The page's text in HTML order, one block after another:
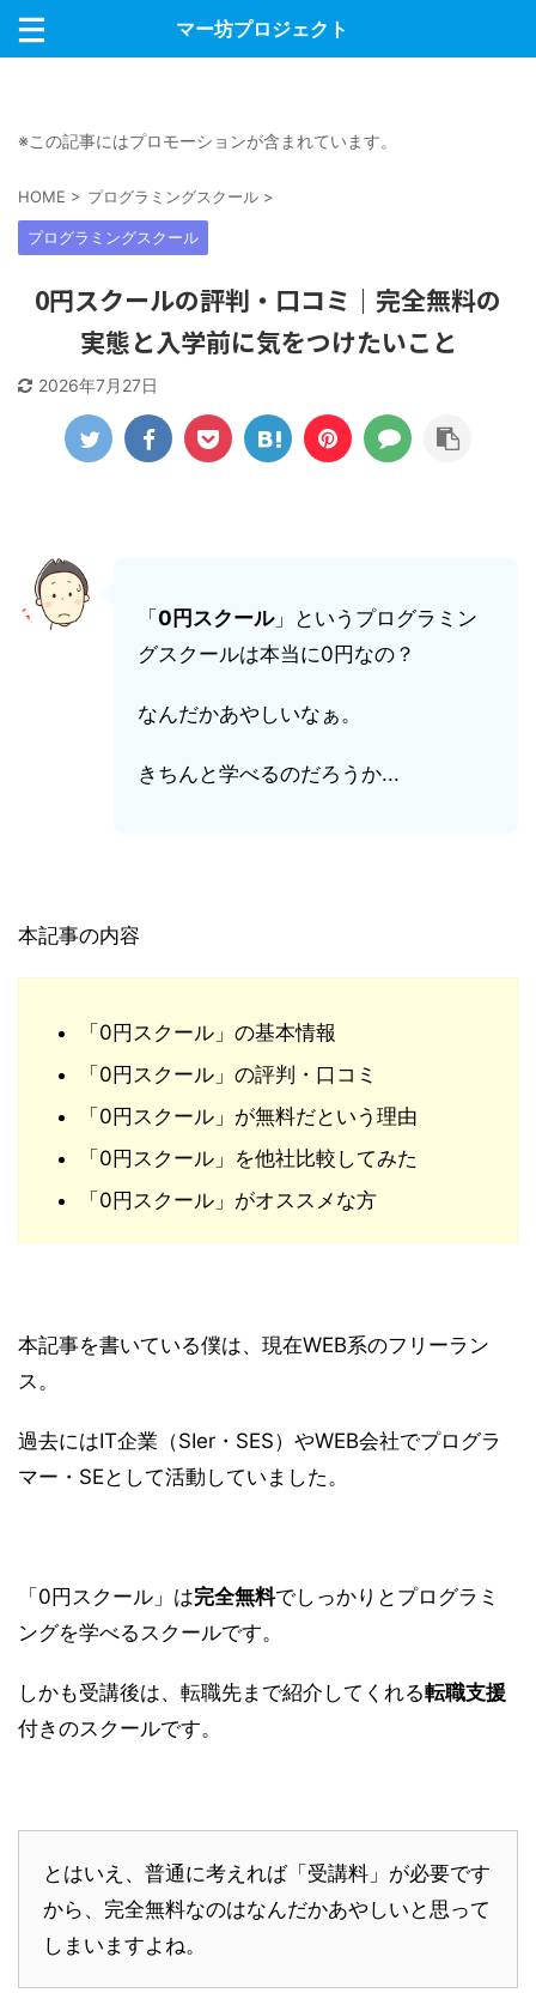
マー坊プロジェクト
※この記事にはプロモーションが含まれています。
HOME > プログラミングスクール >
プログラミングスクール
0円スクールの評判・口コミ｜完全無料の
実態と入学前に気をつけたいこと
2026年7月27日
「 0円スクール」というプログラミン
グスクールは本当に0円なの？
なんだかあやしいなぁ。
きちんと学べるのだろうか...
本記事の内容
「0円スクール」の基本情報
「0円スクール」の評判・口コミ
「0円スクール」が無料だという理由
「0円スクール」を他社比較してみた
「0円スクール」がオススメな方
本記事を書いている僕は、現在WEB系のフリーラン
ス。
過去にはIT企業（SIer・SES）やWEB会社でプログラ
マー・SEとして活動していました。
「0円スクール」は完全無料でしっかりとプログラミ
ングを学べるスクールです。
しかも受講後は、転職先まで紹介してくれる転職支援
付きのスクールです。
とはいえ、普通に考えれば「受講料」が必要です
から、完全無料なのはなんだかあやしいと思って
しまいますよね。